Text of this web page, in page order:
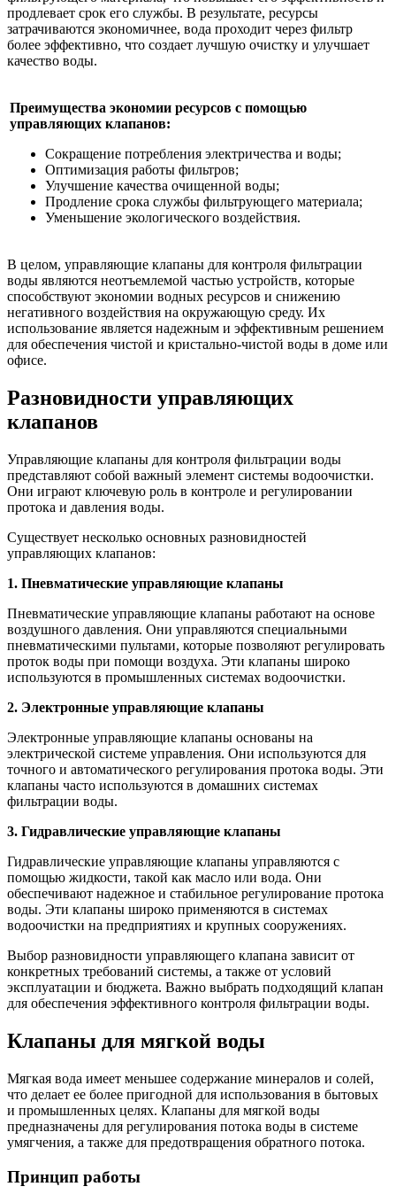
продлевает срок его службы. В результате, ресурсы
затрачиваются экономичнее, вода проходит через фильтр
более эффективно, что создает лучшую очистку и улучшает
качество воды.
Преимущества экономии ресурсов с помощью
управляющих клапанов:
Сокращение потребления электричества и воды;
Оптимизация работы фильтров;
Улучшение качества очищенной воды;
Продление срока службы фильтрующего материала;
Уменьшение экологического воздействия.
В целом, управляющие клапаны для контроля фильтрации
воды являются неотъемлемой частью устройств, которые
способствуют экономии водных ресурсов и снижению
негативного воздействия на окружающую среду. Их
использование является надежным и эффективным решением
для обеспечения чистой и кристально-чистой воды в доме или
офисе.
Разновидности управляющих
клапанов
Управляющие клапаны для контроля фильтрации воды
представляют собой важный элемент системы водоочистки.
Они играют ключевую роль в контроле и регулировании
протока и давления воды.
Существует несколько основных разновидностей
управляющих клапанов:
1. Пневматические управляющие клапаны
Пневматические управляющие клапаны работают на основе
воздушного давления. Они управляются специальными
пневматическими пультами, которые позволяют регулировать
проток воды при помощи воздуха. Эти клапаны широко
используются в промышленных системах водоочистки.
2. Электронные управляющие клапаны
Электронные управляющие клапаны основаны на
электрической системе управления. Они используются для
точного и автоматического регулирования протока воды. Эти
клапаны часто используются в домашних системах
фильтрации воды.
3. Гидравлические управляющие клапаны
Гидравлические управляющие клапаны управляются с
помощью жидкости, такой как масло или вода. Они
обеспечивают надежное и стабильное регулирование протока
воды. Эти клапаны широко применяются в системах
водоочистки на предприятиях и крупных сооружениях.
Выбор разновидности управляющего клапана зависит от
конкретных требований системы, а также от условий
эксплуатации и бюджета. Важно выбрать подходящий клапан
для обеспечения эффективного контроля фильтрации воды.
Клапаны для мягкой воды
Мягкая вода имеет меньшее содержание минералов и солей,
что делает ее более пригодной для использования в бытовых
и промышленных целях. Клапаны для мягкой воды
предназначены для регулирования потока воды в системе
умягчения, а также для предотвращения обратного потока.
Принцип работы